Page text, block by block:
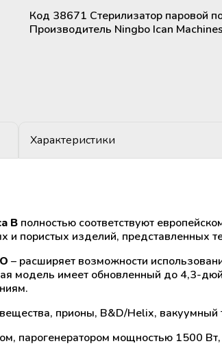
Код 38671 Стерилизатор паровой
Производитель Ningbo Ican
Характеристики
В полностью соответствуют
и пористых изделий, представленных
– расширяет возможности
модель имеет обновленный до 4,3-
прионы, B&D/Helix, вакуумный
парогенератором мощностью 1500